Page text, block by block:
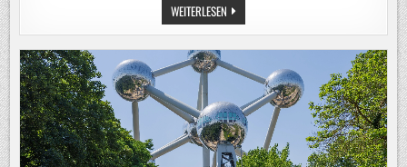
WEITERLESEN DEUTSCHES
LEDERMUSEUM:
EIN
MUSEUM
DURCH
SEINE
GESCHICHTE